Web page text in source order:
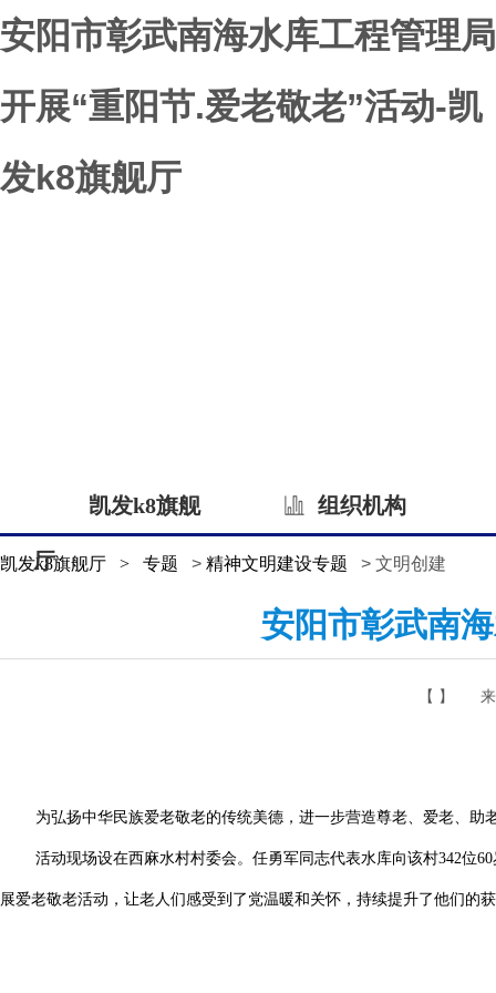
安阳市彰武南海水库工程管理局
开展“重阳节.爱老敬老”活动-凯
发k8旗舰厅
凯发k8旗舰
厅
组织机构
凯发k8旗舰厅 > 专题 > 精神文明建设专题 > 文明创建
安阳市彰武南
【 】
为弘扬中华民族爱老敬老的传统美德，进一步营造尊老、爱老、
活动现场设在西麻水村村委会。任勇军同志代表水库向该村342位
展爱老敬老活动，让老人们感受到了党温暖和关怀，持续提升了他们的